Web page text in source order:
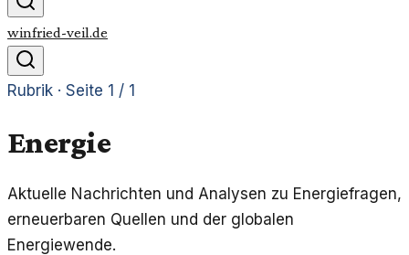
winfried-veil.de
Rubrik · Seite 1 / 1
Energie
Aktuelle Nachrichten und Analysen zu Energiefragen,
erneuerbaren Quellen und der globalen
Energiewende.